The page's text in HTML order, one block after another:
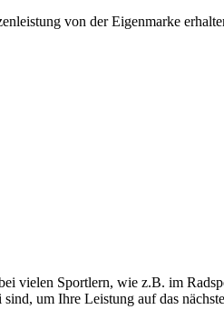
von der Eigenmarke
vielen Sportlern, wie z.B. im
um Ihre Leistung auf das